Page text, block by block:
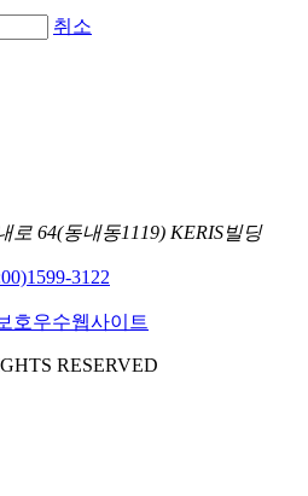
취소
로 64(동내동1119) KERIS빌딩
1599-3122
RESERVED